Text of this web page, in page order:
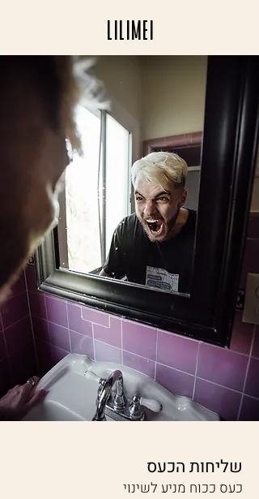
LILIMEI
שליחות הכעס
כעס ככוח מניע לשינוי